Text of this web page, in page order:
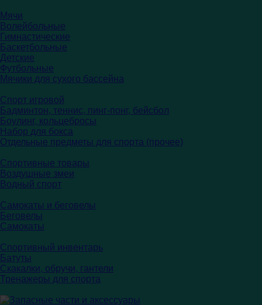
Мячи
Волейбольные
Гимнастические
Баскетбольные
Детские
Футбольные
Мячики для сухого бассейна
Спорт игровой
Бадминтон, теннис, пинг-понг, бейсбол
Боулинг, кольцебросы
Набор для бокса
Отдельные предметы для спорта (прочее)
Спортивные товары
Воздушные змеи
Водный спорт
Самокаты и беговелы
Беговелы
Самокаты
Спортивный инвентарь
Батуты
Скакалки, обручи, гантели
Тренажеры для спорта